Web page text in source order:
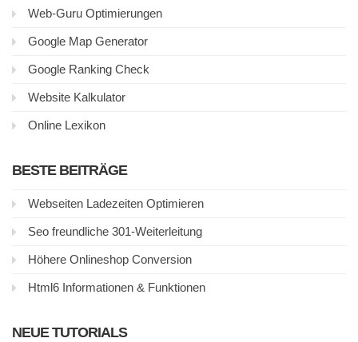
Web-Guru Optimierungen
Google Map Generator
Google Ranking Check
Website Kalkulator
Online Lexikon
BESTE BEITRÄGE
Webseiten Ladezeiten Optimieren
Seo freundliche 301-Weiterleitung
Höhere Onlineshop Conversion
Html6 Informationen & Funktionen
NEUE TUTORIALS